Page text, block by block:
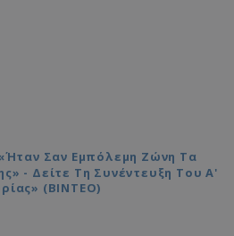
Σαν Εμπόλεμη Ζώνη Τα
- Δείτε Τη Συνέντευξη Του Α'
(ΒΙΝΤΕΟ)